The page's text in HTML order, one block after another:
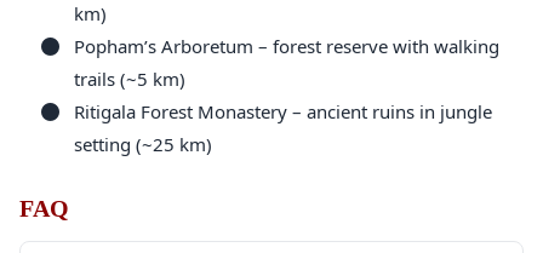
km)
Popham’s Arboretum – forest reserve with walking
trails (~5 km)
Ritigala Forest Monastery – ancient ruins in jungle
setting (~25 km)
FAQ